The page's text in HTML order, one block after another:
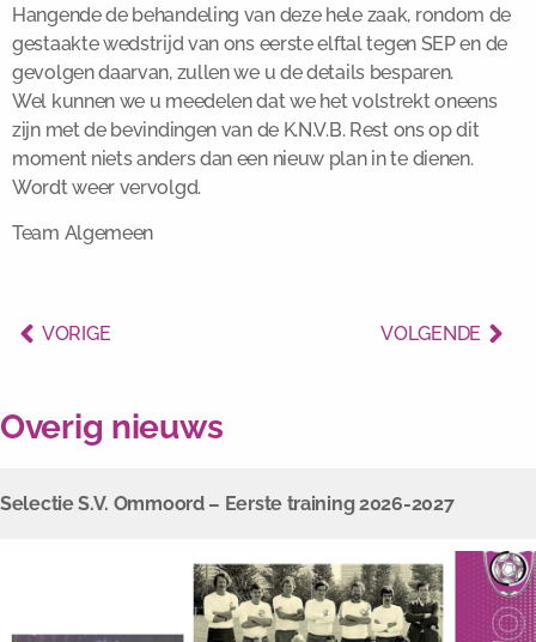
Hangende de behandeling van deze hele zaak, rondom de
gestaakte wedstrijd van ons eerste elftal tegen SEP en de
gevolgen daarvan, zullen we u de details besparen.
Wel kunnen we u meedelen dat we het volstrekt oneens
zijn met de bevindingen van de K.N.V.B. Rest ons op dit
moment niets anders dan een nieuw plan in te dienen.
Wordt weer vervolgd.
Team Algemeen
VORIGE VOLGENDE
Overig nieuws
Selectie S.V. Ommoord – Eerste training 2026-2027